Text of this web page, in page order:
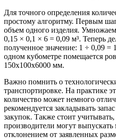
Для точного определения
простому алгоритму. Первым
объем одного изделия.
0,15 × 0,1 × 6 = 0,09 м³. Теперь
полученное значение: 1 ÷ 0,09 =
одном кубометре помещается
150х100х6000 мм.
Важно помнить о
транспортировке. На практике
количество может немного
рекомендуется закладывать
закупок. Также стоит
производители могут
отклонением от заявленных